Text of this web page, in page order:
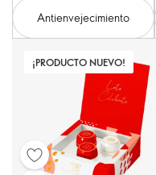
Antienvejecimiento
¡PRODUCTO NUEVO!